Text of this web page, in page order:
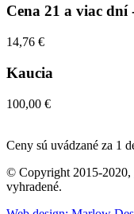
Cena 21 a viac dní
14,76 €
Kaucia
100,00 €
Ceny sú uvádzané za 1
© Copyright 2015-2020,
vyhradené.